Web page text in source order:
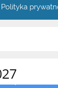
Polityka